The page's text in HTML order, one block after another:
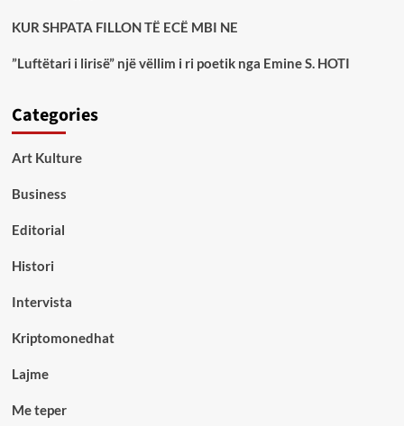
KUR SHPATA FILLON TË ECË MBI NE
”Luftëtari i lirisë” një vëllim i ri poetik nga Emine S. HOTI
Categories
Art Kulture
Business
Editorial
Histori
Intervista
Kriptomonedhat
Lajme
Me teper